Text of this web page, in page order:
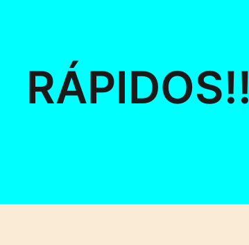
RÁPIDOS!!